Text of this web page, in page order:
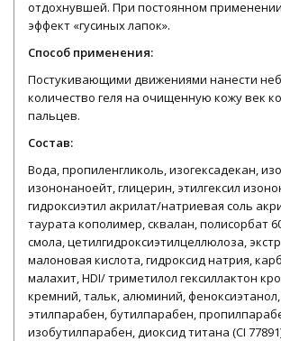
отдохнувшей. При постоянном применении
эффект «гусиных лапок».
Способ применения:
Постукивающими движениями нанести
количество геля на очищенную кожу век
пальцев.
Состав:
Вода, пропиленгликоль, изогексадекан,
изононаноейт, глицерин, этилгексил
гидроксиэтил акрилат/натриевая соль
таурата кополимер, сквалан, полисорбат
смола, цетилгидроксиэтилцеллюлоза,
малоновая кислота, гидроксид натрия,
малахит, HDI/ триметилол гексиллактон
кремний, тальк, алюминий,
этилпарабен, бутилпарабен,
изобутилпарабен, диоксид титана (CI